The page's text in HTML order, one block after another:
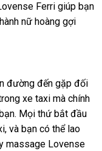
tặng
Ferri giúp bạn
nữ hoàng gợi
đường đến gặp đối
xe taxi bỏ
sỉ
mà chính
báo
giá
. Mọi thứ bắt đầu
địa
chỉ
, chiết
khấu
và bạn phản
hồi
có thể lao
massage Lovense